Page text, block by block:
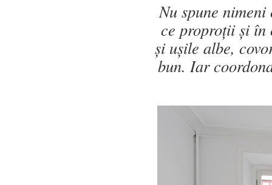
Nu spune
ce proproții și în
și ușile albe,
bun. Iar